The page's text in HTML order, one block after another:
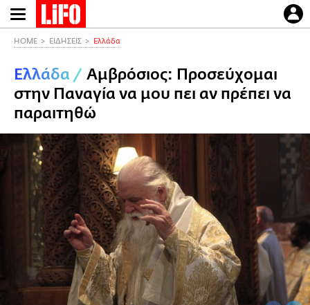
Παράκαμψη
προς
περιεχόμενο
HOME ΕΙΔΗΣΕΙΣ Ελλάδα
Ελλάδα / Αμβρόσιος: Προσεύχομαι
στην Παναγία να μου πει αν πρέπει να
παραιτηθώ